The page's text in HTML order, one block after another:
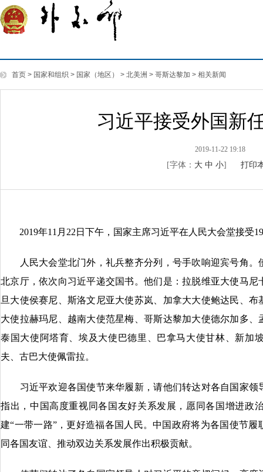
首页 > 国家和组织 > 国家（地区） > 北美洲 > 哥斯达黎加 > 相关新闻
习近平接受外国新
2019-11-22 19:18
[字体： 大 中 小] 打印
2019年11月22日下午，国家主席习近平在人民大会堂接受
人民大会堂北门外，礼兵整齐分列，号手吹响迎宾号角。
北京厅，依次向习近平递交国书。他们是：拉脱维亚大使马
旦大使侯赛尼、斯洛文尼亚大使苏岚、加拿大大使鲍达民、
大使拉赫玛尼、越南大使范星梅、哥斯达黎加大使德尔加多
泰国大使阿塔育、埃及大使巴德里、巴拿马大使甘林、新加
夫、古巴大使佩雷拉。
习近平欢迎各国使节来华履新，请他们转达对各自国家领
指出，中国高度重视同各国友好关系发展，愿同各国增进政
建“一带一路”，更好造福各国人民。中国政府将为各国使节
同各国友谊、推动双边关系发展作出积极贡献。